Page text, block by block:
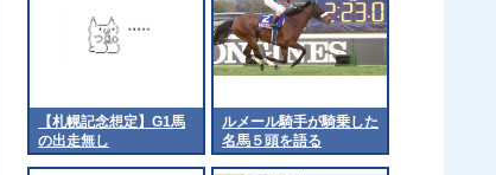
【札幌記念想定】G1馬
の出走無し
ルメール騎手が騎乗した
名馬５頭を語る